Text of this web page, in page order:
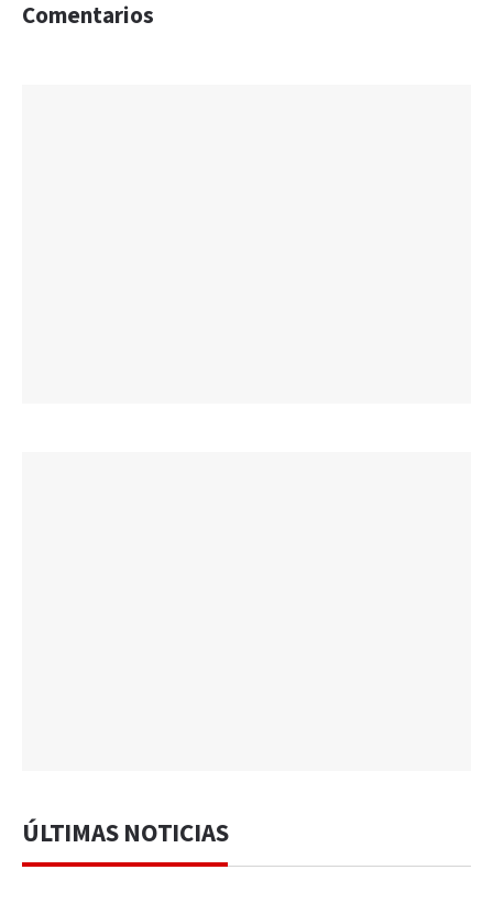
Comentarios
ÚLTIMAS NOTICIAS